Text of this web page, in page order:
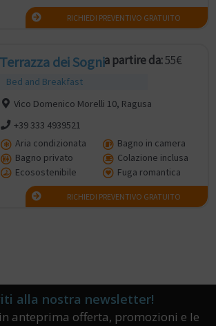
RICHIEDI PREVENTIVO GRATUITO
Terrazza dei Sogni
Bed and Breakfast
a partire da:55€
Vico Domenico Morelli 10, Ragusa
+39 333 4939521
Aria condizionata
Bagno in camera
Bagno privato
Colazione inclusa
Ecosostenibile
Fuga romantica
RICHIEDI PREVENTIVO GRATUITO
alla nostra newsletter!
anteprima offerta, promozioni e le